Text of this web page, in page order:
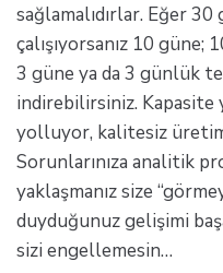
sağlamalıdırlar. Eğer
çalışıyorsanız 10
3 güne ya da 3 günlük
indirebilirsiniz. Kapasite
yolluyor, kalitesiz
Sorunlarınıza analitik
yaklaşmanız size
duyduğunuz gelişimi
sizi engellemesin…